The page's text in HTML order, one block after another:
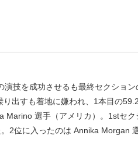
技を成功させるも最終セクショ
出すも着地に嫌われ、1本目の
Marino 選手（アメリカ）。1stセ
2位に入ったのは Annika Morgan